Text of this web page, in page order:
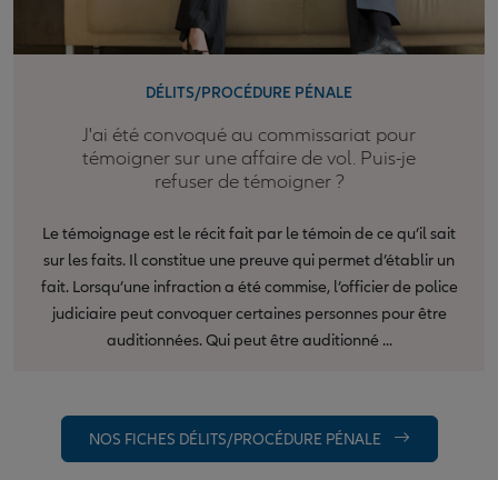
DÉLITS/PROCÉDURE PÉNALE
J'ai été convoqué au commissariat pour
témoigner sur une affaire de vol. Puis-je
refuser de témoigner ?
Le témoignage est le récit fait par le témoin de ce qu’il sait
sur les faits. Il constitue une preuve qui permet d’établir un
fait. Lorsqu’une infraction a été commise, l’officier de police
judiciaire peut convoquer certaines personnes pour être
auditionnées. Qui peut être auditionné ...
NOS FICHES DÉLITS/PROCÉDURE PÉNALE